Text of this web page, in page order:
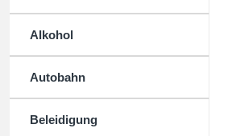
Alkohol
Autobahn
Beleidigung